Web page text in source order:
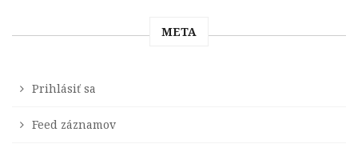
META
Prihlásiť sa
Feed záznamov